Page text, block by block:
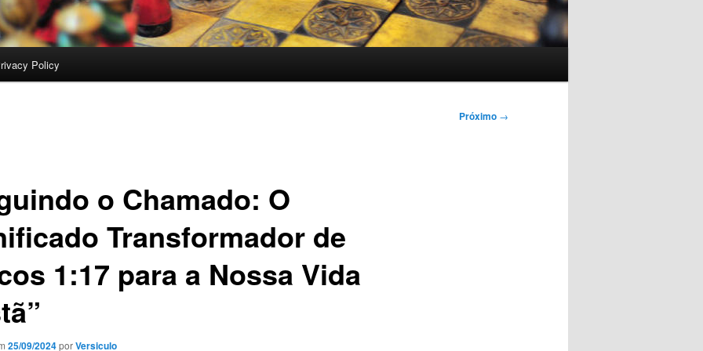
Policy
Próximo →
o Chamado: O
Transformador de
1:17 para a Nossa Vida
25/09/2024porVersiculo